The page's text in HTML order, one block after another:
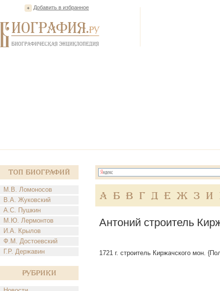
Добавить в избранное
Топ Биографий
М.В. Ломоносов
В.А. Жуковский
А.С. Пушкин
М.Ю. Лермонтов
И.А. Крылов
Ф.М. Достоевский
Г.Р. Державин
Рубрики
А Б В Г Д Е Ж З И
Антоний строитель
1721 г. строитель Киржачского мон.